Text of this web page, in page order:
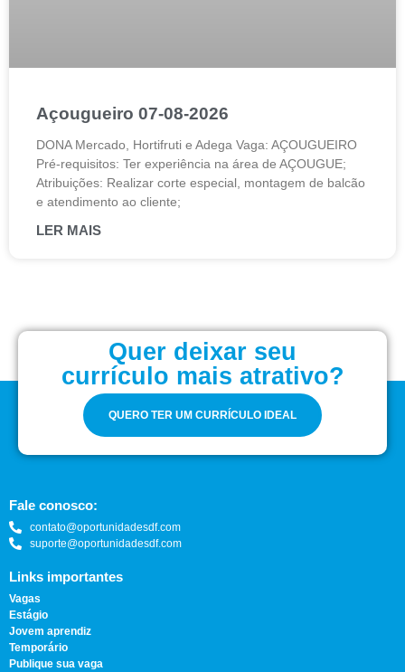
Açougueiro 07-08-2026
DONA Mercado, Hortifruti e Adega Vaga: AÇOUGUEIRO
Pré-requisitos: Ter experiência na área de AÇOUGUE;
Atribuições: Realizar corte especial, montagem de balcão
e atendimento ao cliente;
LER MAIS
Quer deixar seu
currículo mais atrativo?
QUERO TER UM CURRÍCULO IDEAL
Fale conosco:
contato@oportunidadesdf.com
suporte@oportunidadesdf.com
Links importantes
Vagas
Estágio
Jovem aprendiz
Temporário
Publique sua vaga